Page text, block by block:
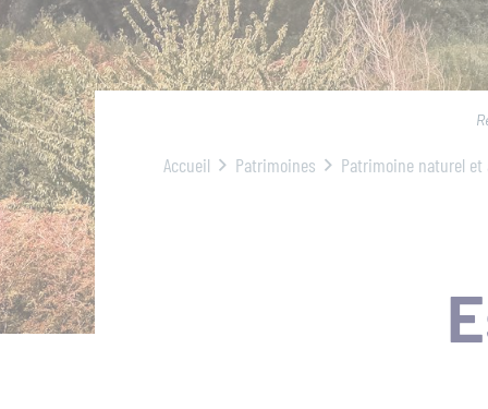
Réserver une activité
S'inscrire à la lettre
d'Ariane
Accueil Patrimoines Patrimoine naturel et